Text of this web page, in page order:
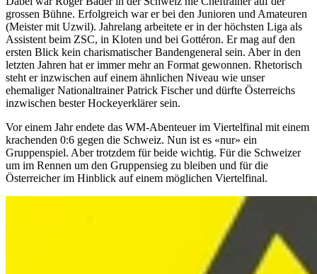
grossen Bühne. Erfolgreich war er bei den Junioren und Amateuren
(Meister mit Uzwil). Jahrelang arbeitete er in der höchsten Liga als
Assistent beim ZSC, in Kloten und bei Gottéron. Er mag auf den
ersten Blick kein charismatischer Bandengeneral sein. Aber in den
letzten Jahren hat er immer mehr an Format gewonnen. Rhetorisch
steht er inzwischen auf einem ähnlichen Niveau wie unser
ehemaliger Nationaltrainer Patrick Fischer und dürfte Österreichs
inzwischen bester Hockeyerklärer sein.
Vor einem Jahr endete das WM-Abenteuer im Viertelfinal mit einem
krachenden 0:6 gegen die Schweiz. Nun ist es «nur» ein
Gruppenspiel. Aber trotzdem für beide wichtig. Für die Schweizer
um im Rennen um den Gruppensieg zu bleiben und für die
Österreicher im Hinblick auf einem möglichen Viertelfinal.